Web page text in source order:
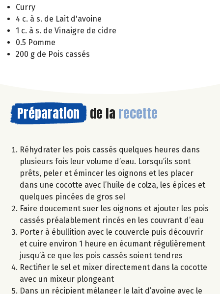
Curry
4 c. à s. de Lait d'avoine
1 c. à s. de Vinaigre de cidre
0.5 Pomme
200 g de Pois cassés
Préparation de la recette
Réhydrater les pois cassés quelques heures dans
plusieurs fois leur volume d’eau. Lorsqu’ils sont
prêts, peler et émincer les oignons et les placer
dans une cocotte avec l’huile de colza, les épices et
quelques pincées de gros sel
Faire doucement suer les oignons et ajouter les pois
cassés préalablement rincés en les couvrant d’eau
Porter à ébullition avec le couvercle puis découvrir
et cuire environ 1 heure en écumant régulièrement
jusqu’à ce que les pois cassés soient tendres
Rectifier le sel et mixer directement dans la cocotte
avec un mixeur plongeant
Dans un récipient mélanger le lait d’avoine avec le